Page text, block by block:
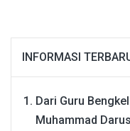
INFORMASI
Dari Guru
Muhammad